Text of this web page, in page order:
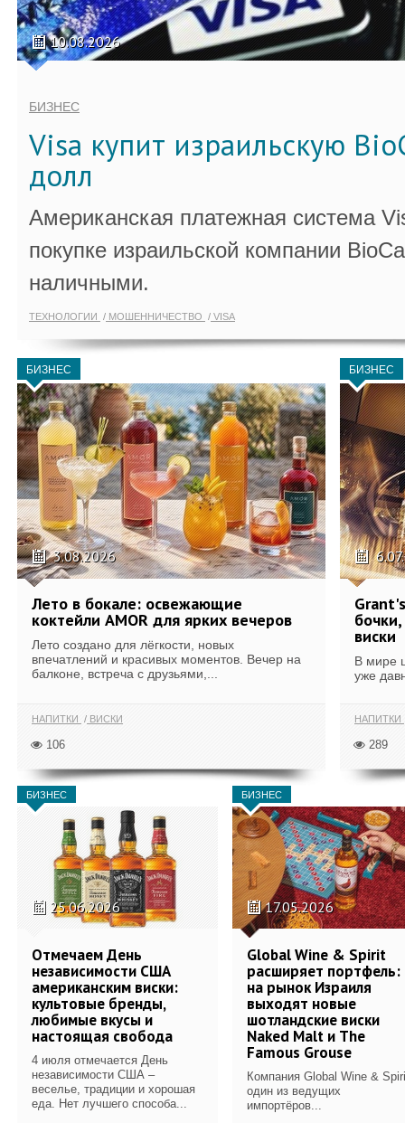
10.08.2026
БИЗНЕС
Visa купит израильскую
долл
Американская платежная система
покупке израильской компании
наличными.
ТЕХНОЛОГИИ МОШЕННИЧЕСТВО VISA
БИЗНЕС
3.08.2026
Лето в бокале: освежающие
коктейли AMOR для ярких вечеров
Лето создано для лёгкости, новых
впечатлений и красивых моментов. Вечер на
балконе, встреча с друзьями,...
НАПИТКИ ВИСКИ
106
БИЗНЕС
виски
В мире
уже
НАПИТКИ
289
БИЗНЕС
25.06.2026
Отмечаем День
независимости США
американским виски:
культовые бренды,
любимые вкусы и
настоящая свобода
4 июля отмечается День
независимости США –
веселье, традиции и хорошая
еда. Нет лучшего способа...
БИЗНЕС
17.05.2026
Global Wine & Spirit
расширяет портфель:
на рынок Израиля
выходят новые
шотландские виски
Naked Malt и The
Famous Grouse
Компания Global Wine &
один из ведущих
импортёров...